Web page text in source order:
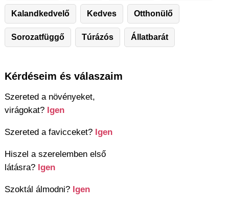
Kalandkedvelő Kedves Otthonülő
Sorozatfüggő Túrázós Állatbarát
Kérdéseim és válaszaim
Szereted a növényeket,
virágokat? Igen
Szereted a favicceket? Igen
Hiszel a szerelemben első
látásra? Igen
Szoktál álmodni? Igen